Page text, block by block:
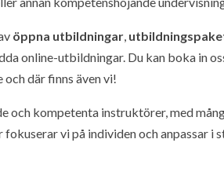
öppna utbildningar,
online-utbildningar. Du kan boka in
där finns även vi!
och kompetenta instruktörer, med
vi på individen och anpassar